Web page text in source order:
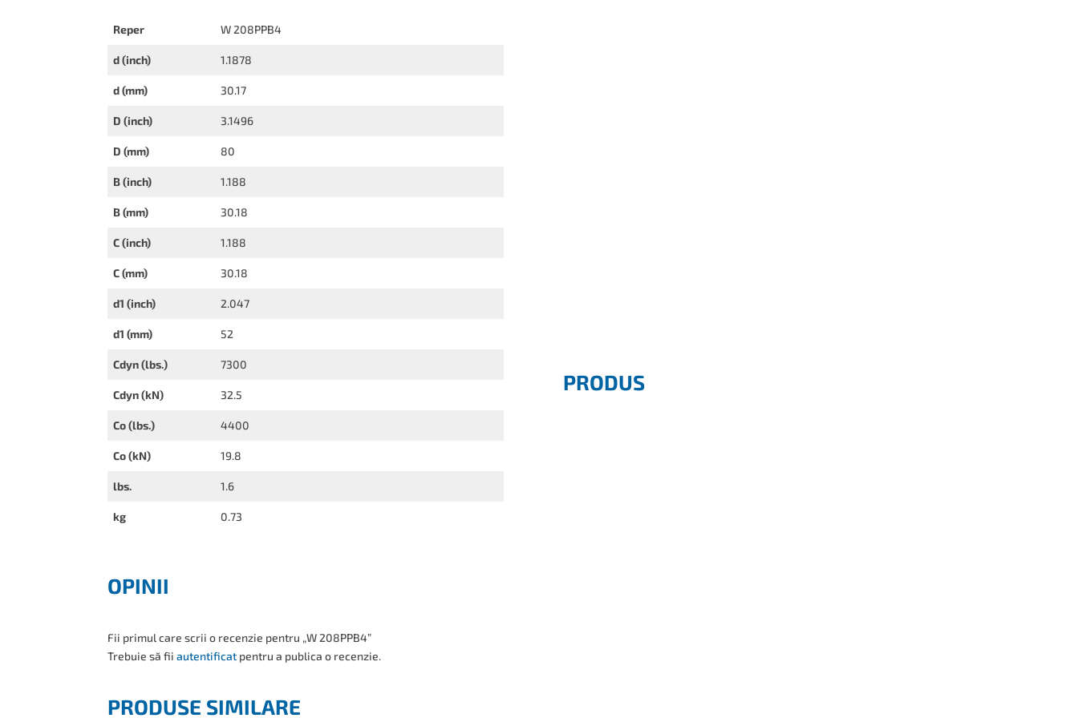
Reper W 208PPB4
d (inch) 1.1878
d (mm) 30.17
D (inch) 3.1496
D (mm) 80
B (inch) 1.188
B (mm) 30.18
C (inch) 1.188
C (mm) 30.18
d1 (inch) 2.047
d1 (mm) 52
Cdyn (lbs.) 7300
Cdyn (kN) 32.5
Co (lbs.) 4400
Co (kN) 19.8
lbs. 1.6
kg 0.73
PRODUS
OPINII
Fii primul care scrii o recenzie pentru „W 208PPB4”
Trebuie să fiiautentificat pentru a publica o recenzie.
PRODUSE SIMILARE